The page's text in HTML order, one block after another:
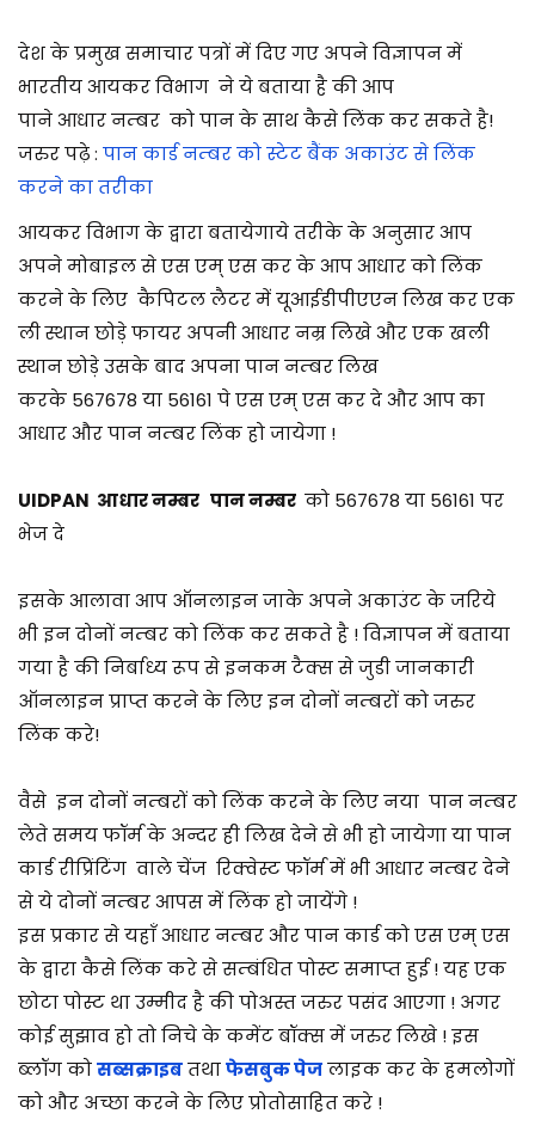
देश के प्रमुख समाचार पत्रों में दिए गए अपने विज्ञापन में
भारतीय आयकर विभाग ने ये बताया है की आप
पानेआधारनम्बर को पान के साथ कैसे लिंक कर सकते है!
जरुर पढ़े : पान कार्ड नम्बर को स्टेट बैंक अकाउंट से लिंक
करने का तरीका
आयकर विभाग के द्वारा बतायेगाये तरीके के अनुसार आप
अपने मोबाइल से एस एम् एस कर के आप आधार को लिंक
करने के लिए कैपिटल लैटर मेंयूआईडीपीएएनलिख कर एक
ली स्थान छोड़े फायर अपनी आधार नम्र लिखे और एक खली
स्थान छोड़े उसके बाद अपना पान नम्बर लिख
करके 567678 या 56161 पे एस एम् एस कर दे और आप का
आधार और पान नम्बर लिंक हो जायेगा !
UIDPAN आधार नम्बर पान नम्बर को 567678 या 56161 पर
भेज दे
इसके आलावा आप ऑनलाइन जाके अपने अकाउंट के जरिये
भी इन दोनों नम्बर को लिंक कर सकते है ! विज्ञापन में बताया
गया है की निर्बाध्य रूप से इनकम टैक्स से जुडी जानकारी
ऑनलाइन प्राप्त करने के लिए इन दोनों नम्बरों को जरुर
लिंक करे!
वैसे इन दोनों नम्बरों को लिंक करने के लिए नया पान नम्बर
लेते समय फॉर्म के अन्दर ही लिख देने से भी हो जायेगा या पान
कार्ड रीप्रिंटिंग वाले चेंज रिक्वेस्ट फॉर्म में भी आधार नम्बर देने
से ये दोनों नम्बर आपस में लिंक हो जायेंगे !
इस प्रकार से यहाँ आधार नम्बर और पान कार्ड को एस एम् एस
के द्वारा कैसे लिंक करे से सम्बंधित पोस्ट समाप्त हुई ! यह एक
छोटा पोस्ट था उम्मीद है की पोअस्त जरुर पसंद आएगा ! अगर
कोई सुझाव हो तो निचे के कमेंट बॉक्स में जरुर लिखे ! इस
ब्लॉग कोसब्सक्राइबतथाफेसबुक पेजलाइक कर के हमलोगों
को और अच्छा करने के लिए प्रोतोसाहित करे !